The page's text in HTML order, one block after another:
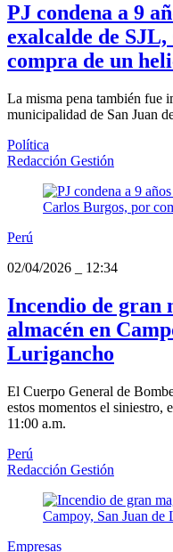
PJ condena a 9
exalcalde de
compra de un
La misma pena también fue
municipalidad de San Juan
Política
Redacción Gestión
Perú
02/04/2026
12:34
Incendio de gran
almacén en
Lurigancho
El Cuerpo General de
estos momentos el siniestro,
11:00 a.m.
Perú
Redacción Gestión
Empresas